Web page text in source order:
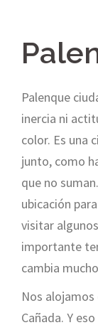
Palenque
inercia ni
color. Es una
junto, como
que no
ubicación
visitar
importante
cambia
Nos alojamos
Cañada. Y